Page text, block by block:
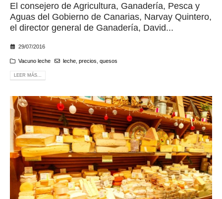
El consejero de Agricultura, Ganadería, Pesca y
Aguas del Gobierno de Canarias, Narvay Quintero,
el director general de Ganadería, David...
29/07/2016
Vacuno leche leche, precios quesos
LEER MÁS...